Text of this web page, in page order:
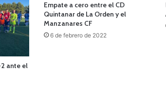
ante el
Empate a cero entre el CD
Quintanar de La Orden y el
Manzanares CF
6 de febrero de 2022